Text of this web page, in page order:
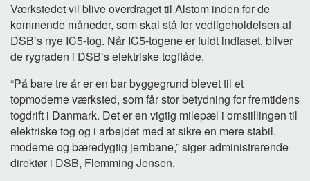
Værkstedet vil blive overdraget til Alstom inden for de
kommende måneder, som skal stå for vedligeholdelsen af
DSB’s nye IC5-tog. Når IC5-togene er fuldt indfaset, bliver
de rygraden i DSB’s elektriske togflåde.
“På bare tre år er en bar byggegrund blevet til et
topmoderne værksted, som får stor betydning for fremtidens
togdrift i Danmark. Det er en vigtig milepæl i omstillingen til
elektriske tog og i arbejdet med at sikre en mere stabil,
moderne og bæredygtig jernbane,” siger administrerende
direktør i DSB, Flemming Jensen.